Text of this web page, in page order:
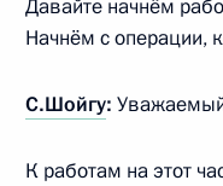
Президент
4 апреля 2011 года,
Давайте начнём
Начнём с операции,
С.Шойгу:
К работам на этот